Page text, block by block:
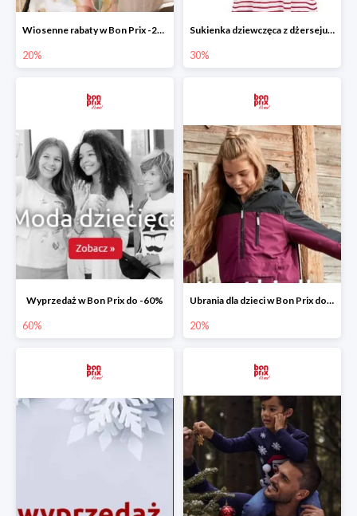
Wiosenne rabaty w Bon Prix -20%
20%
Sukienka dziewczęca z dżerseju -30%
30%
Wyprzedaż w Bon Prix do -60%
60%
Ubrania dla dzieci w Bon Prix do -20%
20%